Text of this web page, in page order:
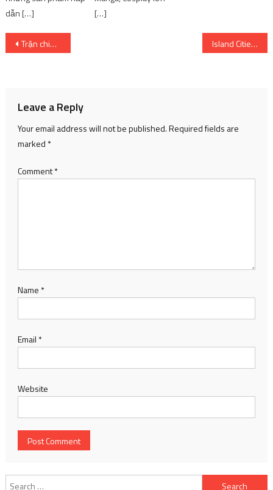
dẫn […]
[…]
Post
Trận chiến cuối cùng chống lại băng đảng thế giới! Ngày và lô phát hành Island Cities – Ghép hình Xây dựng hòn đảo thiên đường
Leave a Reply
Your email address will not be published.Required fields are
marked *
Comment*
Name *
Email *
Website
Search